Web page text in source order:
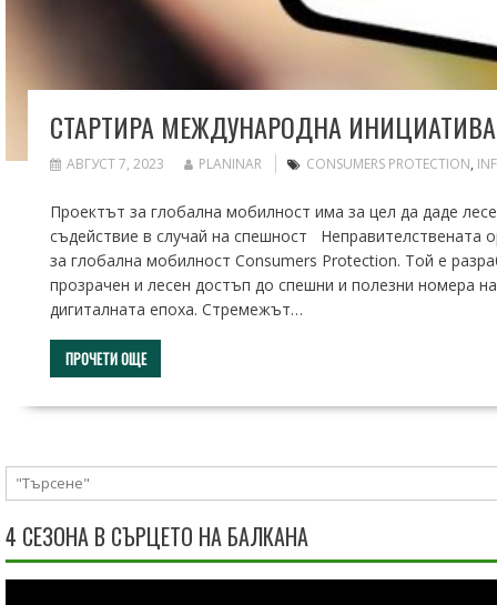
СТАРТИРА МЕЖДУНАРОДНА
АВГУСТ 7, 2023 PLANINAR CONSUMERS PROTECTION,
Проектът за глобална мобилност има за цел да даде
съдействие в случай на спешност Неправителствената
за глобална мобилност Consumers Protection. Той е
прозрачен и лесен достъп до спешни и полезни номера
дигиталната епоха. Стремежът…
ПРОЧЕТИ ОЩЕ
4 СЕЗОНА В СЪРЦЕТО НА БАЛКАНА